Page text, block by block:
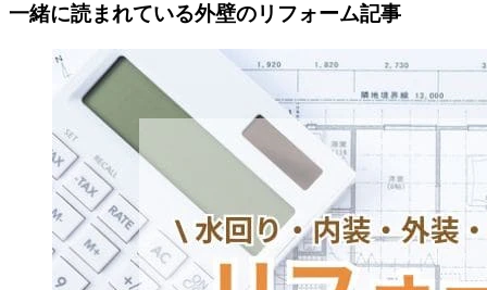
一緒に読まれている外壁のリフォーム記事